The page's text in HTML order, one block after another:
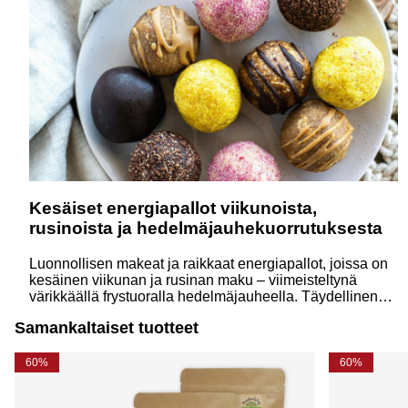
Kesäiset energiapallot viikunoista,
rusinoista ja hedelmäjauhekuorrutuksesta
Luonnollisen makeat ja raikkaat energiapallot, joissa on
kesäinen viikunan ja rusinan maku – viimeisteltynä
värikkäällä frystuoralla hedelmäjauheella. Täydellinen
Samankaltaiset tuotteet
60% 60%